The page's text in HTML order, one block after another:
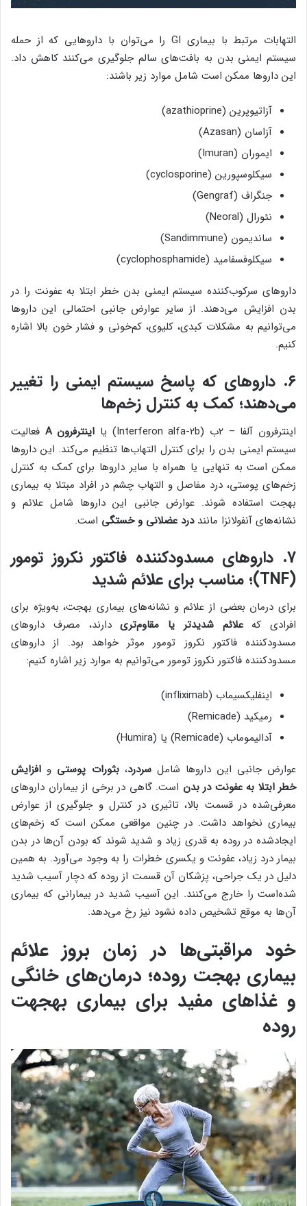
التهابات مرتبط با بیماری GI را می‌توان با داروهایی که از حمله
سیستم ایمنی بدن به بافت‌های سالم جلوگیری می‌کنند کاهش داد.
این داروها ممکن است شامل موارد زیر باشند:
آزاتیوپرین (azathioprine)
آزاسان (Azasan)
ایموران (Imuran)
سیکلوسپورین (cyclosporine)
جنگراف (Gengraf)
نئورال (Neoral)
ساندیمون (Sandimmune)
سیکلوفسفامید (cyclophosphamide)
داروهای سرکوب‌کننده سیستم ایمنی بدن خطر ابتلا به عفونت را در
بدن افزایش می‌دهند. از سایر عوارض جانبی احتمالی این داروها
می‌توانیم به مشکلات کبدی، کلیوی، کم‌خونی و فشار خون بالا اشاره
کنیم.
۶. داروهای که پاسخ سیستم ایمنی را تغییر
می‌دهند؛ کمک به کنترل زخم‌ها
اینترفرون آلفا – 2ب (Interferon alfa-2b) یا اینترفرونA فعالیت
سیستم ایمنی بدن را برای کنترل التهاب‌ها تنظیم می‌کند. این داروها
ممکن است به تنهایی یا همراه با سایر داروها برای کمک به کنترل
زخم‌های پوستی، درد مفاصل و التهاب چشم در افراد مبتلا به بیماری
بهجت استفاده شوند. عوارض جانبی این داروها شامل علائم و
نشانه‌های آنفولانزا ماننددرد عضلانی و خستگی است.
7. داروهای مسدودکننده فاکتور نکروز تومور
(TNF)؛ مناسب برای علائم شدید
برای درمان بعضی از علائم و نشانه‌های بیماری بهجت، به‌ویژه برای
افرادی کهعلائم شدیدتر یا مقاوم‌تریدارند، مصرف داروهای
مسدودکننده فاکتور نکروز تومور موثر خواهد بود. از داروهای
مسدودکننده فاکتور نکروز تومور می‌توانیم به موارد زیر اشاره کنیم:
اینفلیکسیماب (infliximab)
رمیکید (Remicade)
آدالیموماب (Remicade) یا (Humira)
عوارض جانبی این داروها شاملسردرد،بثورات پوستی و افزایش
خطر ابتلا به عفونت در بدن است. گاهی در برخی از بیماران داروهای
معرفی‌شده در قسمت بالا، تاثیری در کنترل و جلوگیری از عوارض
بیماری نخواهد داشت. در چنین مواقعی ممکن است که زخم‌های
ایجادشده در روده به قدری زیاد و شدید شوند که بودن آن‌ها در بدن
بیمار درد زیاد، عفونت و یکسری خطرات را به وجود می‌آورد. به همین
دلیل در یک جراحی، پزشکان آن قسمت از روده که دچار آسیب شدید
شده‌است را خارج می‌کنند. این آسیب شدید در بیمارانی که بیماری
آن‌ها به موقع تشخیص داده نشود نیز رخ می‌دهد.
خود مراقبتی‌ها در زمان بروز علائم
بیماری بهجت روده؛ درمان‌های خانگی
و غذاهای مفید برای بیماری بهجهت
روده